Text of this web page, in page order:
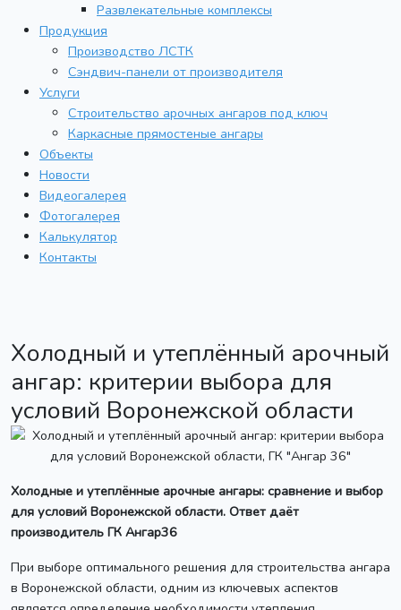
Развлекательные комплексы
Продукция
Производство ЛСТК
Сэндвич-панели от производителя
Услуги
Строительство арочных ангаров под ключ
Каркасные прямостеные ангары
Объекты
Новости
Видеогалерея
Фотогалерея
Калькулятор
Контакты
Холодный и утеплённый арочный
ангар: критерии выбора для
условий Воронежской области
Холодные и утеплённые арочные ангары: сравнение и выбор
для условий Воронежской области. Ответ даёт
производитель ГК Ангар36
При выборе оптимального решения для строительства ангара
в Воронежской области, одним из ключевых аспектов